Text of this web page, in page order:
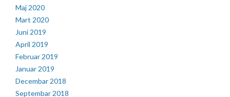
Maj 2020
Mart 2020
Juni 2019
April 2019
Februar 2019
Januar 2019
Decembar 2018
Septembar 2018